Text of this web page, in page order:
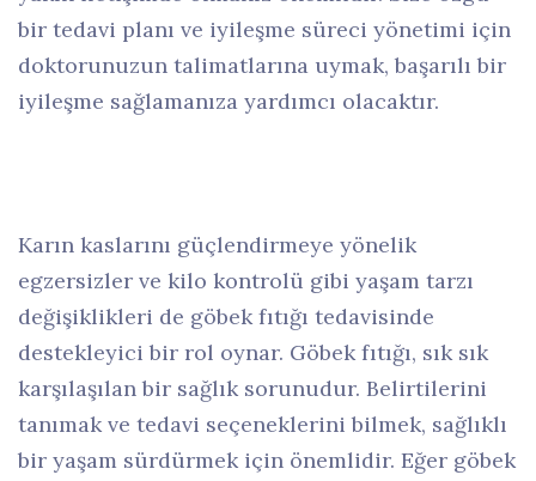
bir tedavi planı ve iyileşme süreci yönetimi için
doktorunuzun talimatlarına uymak, başarılı bir
iyileşme sağlamanıza yardımcı olacaktır.
Karın kaslarını güçlendirmeye yönelik
egzersizler ve kilo kontrolü gibi yaşam tarzı
değişiklikleri de göbek fıtığı tedavisinde
destekleyici bir rol oynar. Göbek fıtığı, sık sık
karşılaşılan bir sağlık sorunudur. Belirtilerini
tanımak ve tedavi seçeneklerini bilmek, sağlıklı
bir yaşam sürdürmek için önemlidir. Eğer göbek